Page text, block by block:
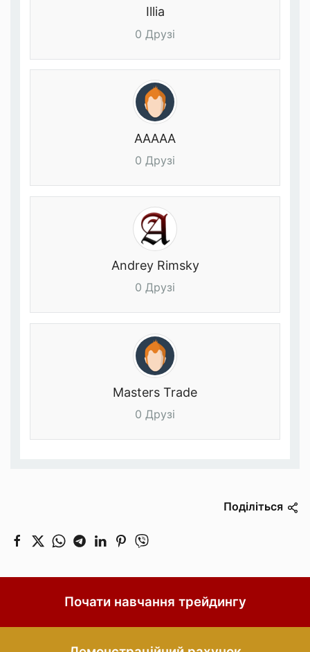
Illia
0 Друзі
AAAAA
0 Друзі
Andrey Rimsky
0 Друзі
Masters Trade
0 Друзі
Поділіться
Почати навчання трейдингу